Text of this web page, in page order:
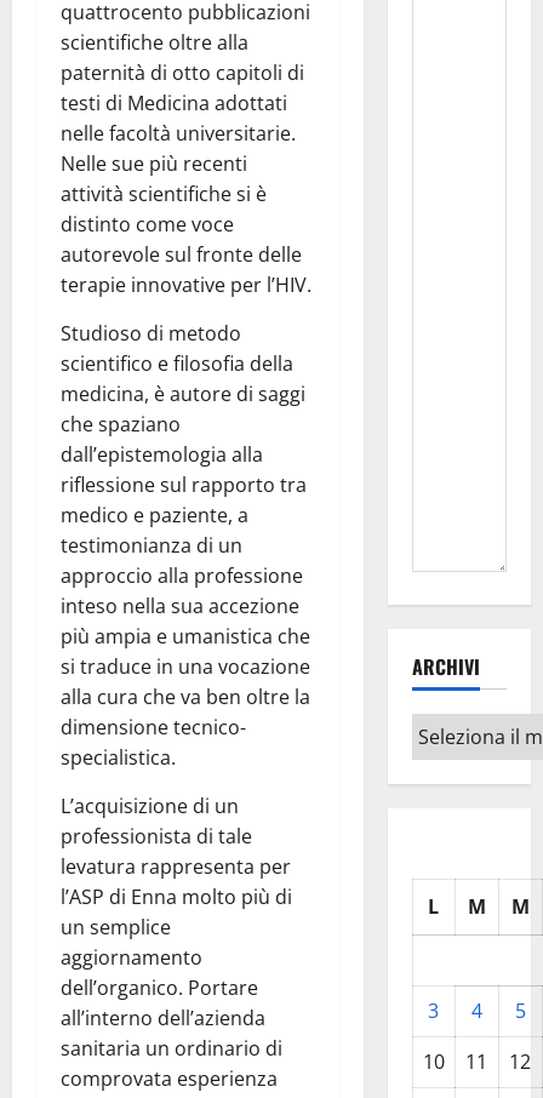
quattrocento pubblicazioni
scientifiche oltre alla
paternità di otto capitoli di
testi di Medicina adottati
nelle facoltà universitarie.
Nelle sue più recenti
attività scientifiche si è
distinto come voce
autorevole sul fronte delle
terapie innovative per l’HIV.
Studioso di metodo
scientifico e filosofia della
medicina, è autore di saggi
che spaziano
dall’epistemologia alla
riflessione sul rapporto tra
medico e paziente, a
testimonianza di un
approccio alla professione
inteso nella sua accezione
più ampia e umanistica che
si traduce in una vocazione
alla cura che va ben oltre la
dimensione tecnico-
specialistica.
L’acquisizione di un
professionista di tale
levatura rappresenta per
l’ASP di Enna molto più di
un semplice
aggiornamento
dell’organico. Portare
all’interno dell’azienda
sanitaria un ordinario di
comprovata esperienza
ARCHIVI
Archivi
L M M
3 4
5
10
11
12